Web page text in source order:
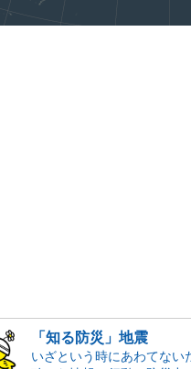
「知る防災」地震
いざという時にあわてない